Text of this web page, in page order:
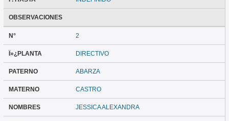
OBSERVACIONES
N° 2
Ï»¿PLANTA DIRECTIVO
PATERNO ABARZA
MATERNO CASTRO
NOMBRES JESSICA ALEXANDRA